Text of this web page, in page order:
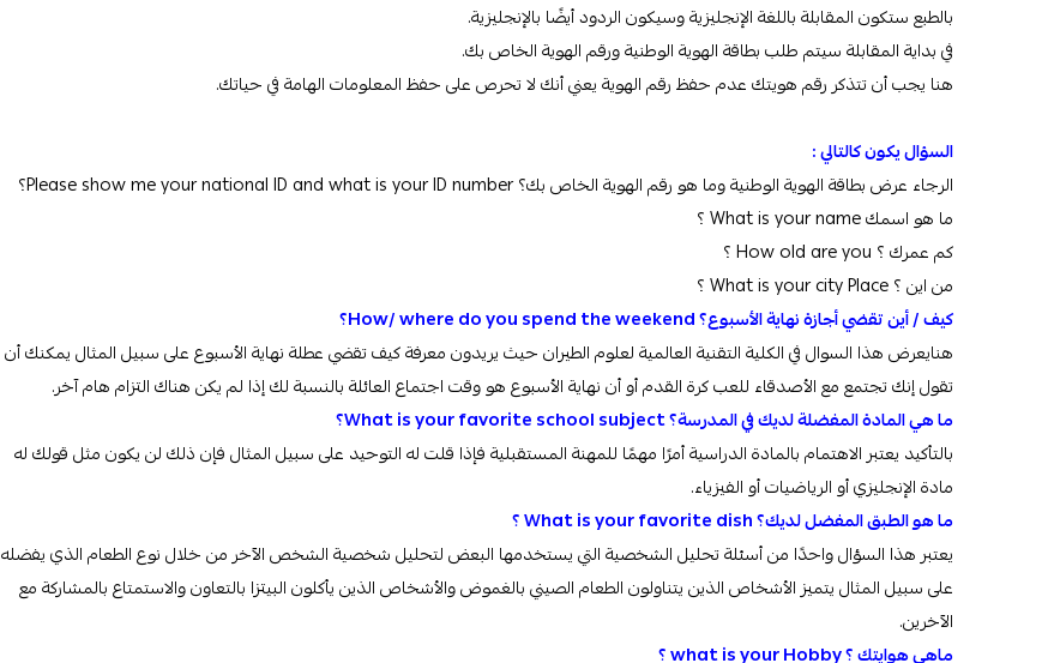
بالطبع ستكون المقابلة باللغة الإنجليزية وسيكون الردود أيضًا بالإنجليزية.
في بداية المقابلة سيتم طلب بطاقة الهوية الوطنية ورقم الهوية الخاص بك.
هنا يجب أن تتذكر رقم هويتك عدم حفظ رقم الهوية يعني أنك لا تحرص على حفظ المعلومات الهامة في حياتك.
السؤال يكون كالتالي :
الرجاء عرض بطاقة الهوية الوطنية وما هو رقم الهوية الخاص بك؟ Please show me your national ID and what is your ID number؟
ما هو اسمك What is your name ؟
كم عمرك ؟ How old are you ؟
من اين ؟ What is your city Place ؟
كيف / أين تقضي أجازة نهاية الأسبوع؟
هنايعرض هذا السوال فيالكلية التقنية العالمية لعلوم الطيران حيثيريدون معرفة كيف تقضي عطلة نهاية الأسبوع على سبيل المثال يمكنك أن
تقول إنك تجتمع مع الأصدقاء للعب كرة القدم أو أن نهاية الأسبوع هو وقت اجتماع العائلة بالنسبة لك إذا لم يكن هناك التزام هام آخر.
ما هي المادة المفضلة لديك في المدرسة؟What is your favorite school subject؟
بالتأكيد يعتبر الاهتمام بالمادة الدراسية أمرًا مهمًا للمهنة المستقبلية فإذا قلت له التوحيد على سبيل المثال فإن ذلك لن يكون مثل قولك له
مادة الإنجليزي أو الرياضيات أو الفيزياء.
ما هو الطبق المفضل لديك؟What is your favorite dish؟
يعتبر هذا السؤال واحدًا من أسئلة تحليل الشخصية التي يستخدمها البعض لتحليل شخصية الشخص الآخر من خلال نوع الطعام الذي يفضله
على سبيل المثال يتميز الأشخاص الذين يتناولون الطعام الصيني بالغموض والأشخاص الذين يأكلون البيتزا بالتعاون والاستمتاع بالمشاركة مع
الآخرين.
ماهي هوايتك ؟ what is your Hobby ؟